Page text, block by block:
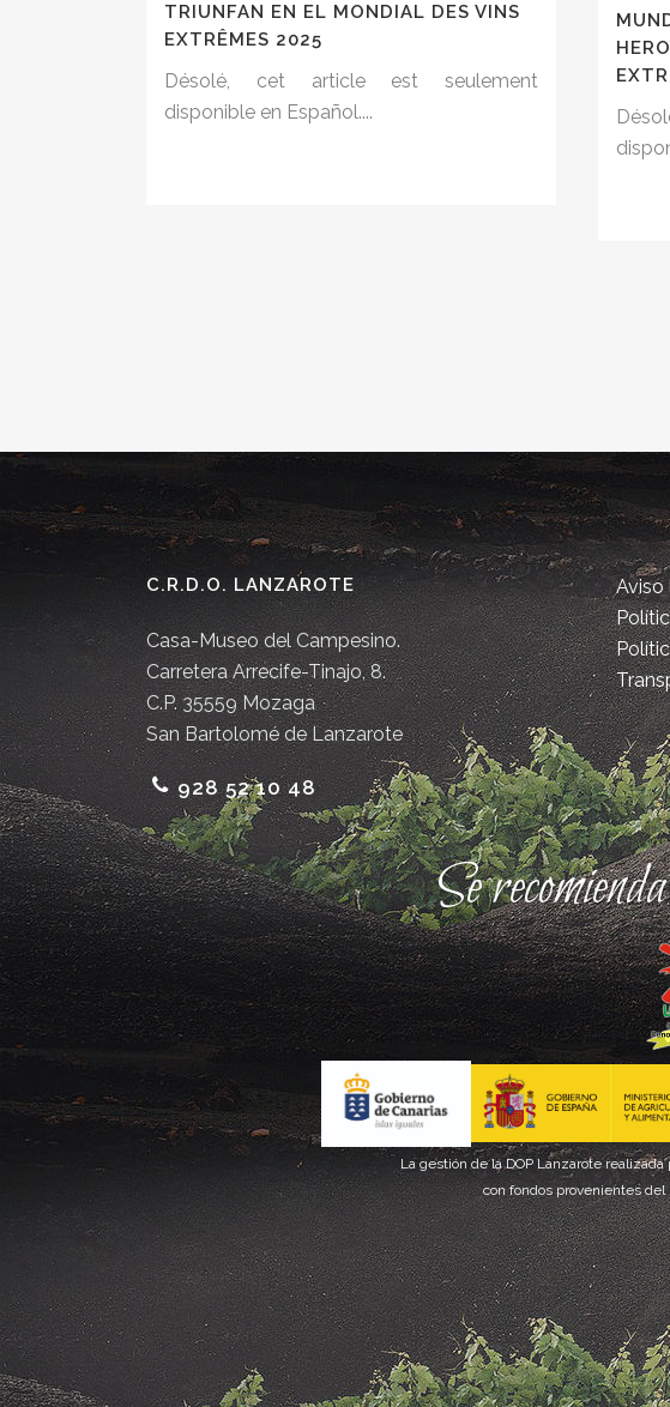
TRIUNFAN EN EL MONDIAL DES VINS
EXTRÊMES 2025
Désolé, cet article est seulement
disponible en Español....
C.R.D.O. LANZAROTE
Casa-Museo del Campesino.
Carretera Arrecife-Tinajo, 8.
C.P. 35559 Mozaga
San Bartolomé de Lanzarote
928 52 10 48
Aviso
Se
La gestión de la DOP Lanzarote
con fondos provenientes del